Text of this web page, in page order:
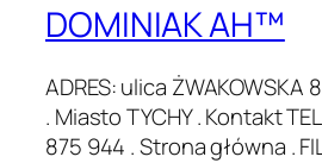
DOMINIAK AH™
ADRES: ulica ŻWAKOWSKA
. Miasto TYCHY . Kontakt
875 944 . Strona główna .